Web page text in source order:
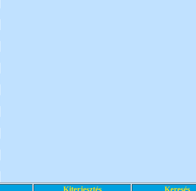
Kiterjesztés Keresés